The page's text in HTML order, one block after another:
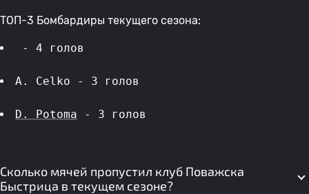
ТОП-3 Бомбардиры текущего сезона:
- 4 голов
A. Celko - 3 голов
D. Potoma - 3 голов
Сколько мячей пропустил клуб Поважска
Быстрица в текущем сезоне?